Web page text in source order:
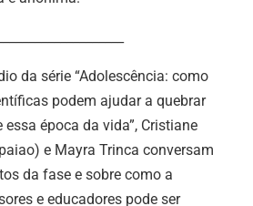
da série “Adolescência: como
podem ajudar a quebrar
época da vida”, Cristiane
e Mayra Trinca conversam
da fase e sobre como a
e educadores pode ser